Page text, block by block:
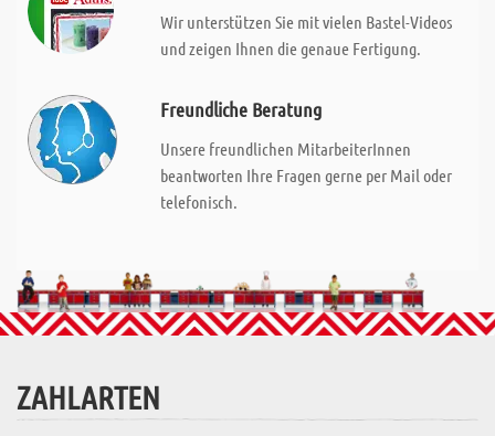
Wir unterstützen Sie mit vielen Bastel-Videos
und zeigen Ihnen die genaue Fertigung.
Freundliche Beratung
Unsere freundlichen MitarbeiterInnen
beantworten Ihre Fragen gerne per Mail oder
telefonisch.
ZAHLARTEN